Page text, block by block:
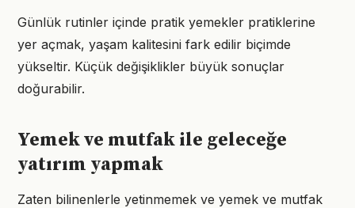
Günlük rutinler içinde pratik yemekler pratiklerine
yer açmak, yaşam kalitesini fark edilir biçimde
yükseltir. Küçük değişiklikler büyük sonuçlar
doğurabilir.
Yemek ve mutfak ile geleceğe
yatırım yapmak
Zaten bilinenlerle yetinmemek ve yemek ve mutfak